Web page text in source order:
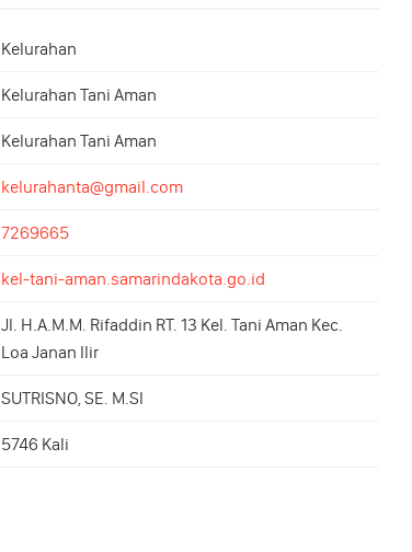
Kelurahan
Kelurahan Tani Aman
Kelurahan Tani Aman
kelurahanta@gmail.com
7269665
kel-tani-aman.samarindakota.go.id
Jl. H.A.M.M. Rifaddin RT. 13 Kel. Tani Aman Kec.
Loa Janan Ilir
SUTRISNO, SE. M.SI
5746 Kali